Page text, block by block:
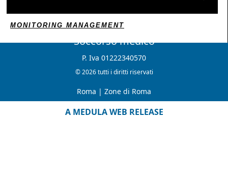
Soccorso medico
P. Iva 01222340570
© 2026 tutti i diritti riservati
Roma | Zone di Roma
A MEDULA WEB RELEASE
MONITORING MANAGEMENT